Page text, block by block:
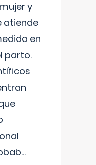
y
atiende
en
parto.
...